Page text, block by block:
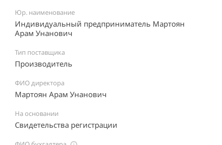
Юр. наименование
Индивидуальный предприниматель Мартоян
Арам Унанович
Тип поставщика
Производитель
ФИО директора
Мартоян Арам Унанович
На основании
Свидетельства регистрации